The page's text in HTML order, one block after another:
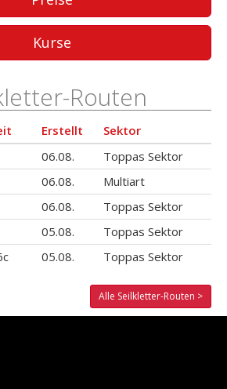
Kurse
Routen
Erstellt
Sektor
06.08.
Toppas Sektor
06.08.
Multiart
06.08.
Toppas Sektor
05.08.
Toppas Sektor
05.08. Toppas Sektor
Alle Seilkletter-Routen >